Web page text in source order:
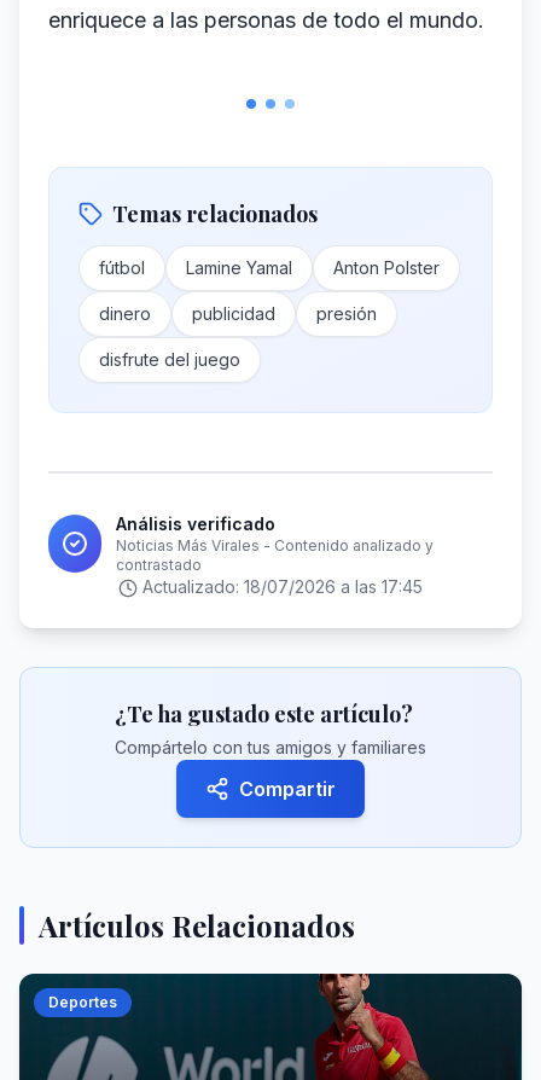
enriquece a las personas de todo el mundo.
Temas relacionados
fútbol Lamine Yamal Anton Polster
dinero publicidad presión
disfrute del juego
Análisis verificado
Noticias Más Virales - Contenido analizado y
contrastado
Actualizado: 18/07/2026 a las 17:45
¿Te ha gustado este artículo?
Compártelo con tus amigos y familiares
Compartir
Artículos Relacionados
Deportes